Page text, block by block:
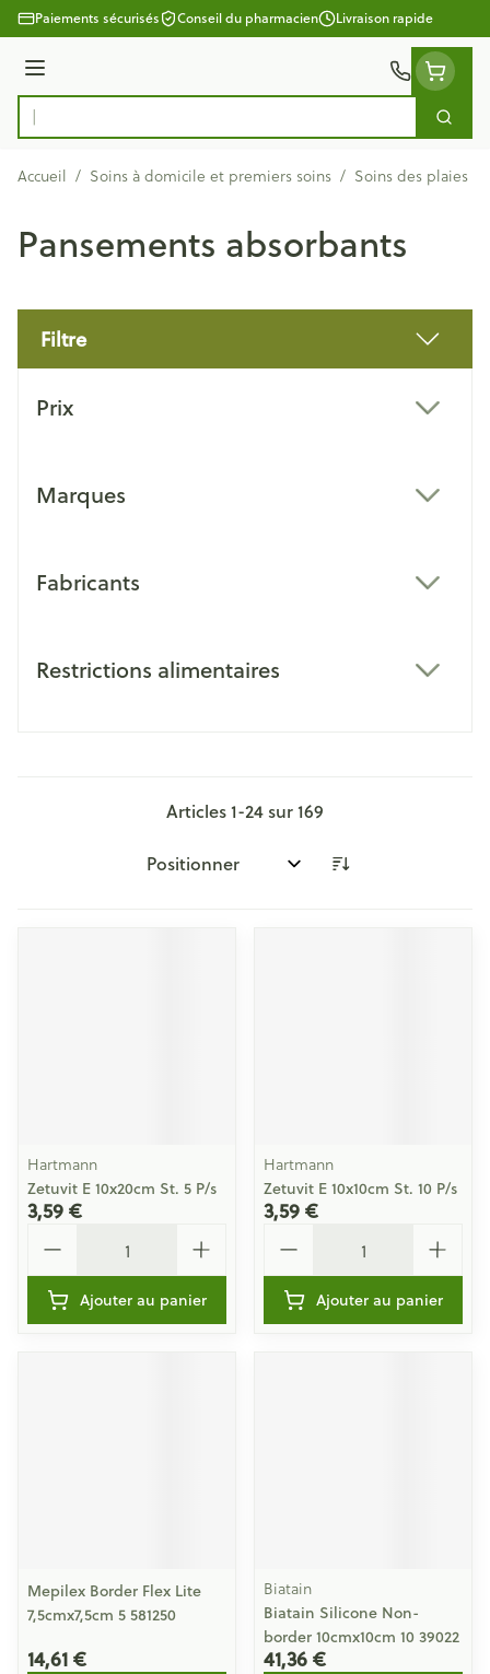
Aller au contenu
Paiements sécurisés Conseil du pharmacien Livraison rapide
Menu
Rechercher
Accueil / Soins à domicile et premiers soins / Soins des plaies
Pansements absorbants
Filtre
Prix
Marques
Fabricants
Restrictions alimentaires
Articles1-24sur169
Trier par:
Hartmann
Zetuvit E 10x20cm St. 5 P/s
3,59 €
Ajouter au panier
Hartmann
Zetuvit E 10x10cm St. 10 P/s
3,59 €
Ajouter au panier
Mepilex Border Flex Lite
7,5cmx7,5cm 5 581250
14,61 €
Biatain
Biatain Silicone Non-
border 10cmx10cm 10 39022
41,36 €